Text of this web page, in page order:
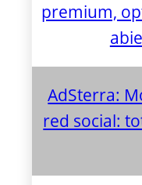
premium,
AdSterra:
red social: